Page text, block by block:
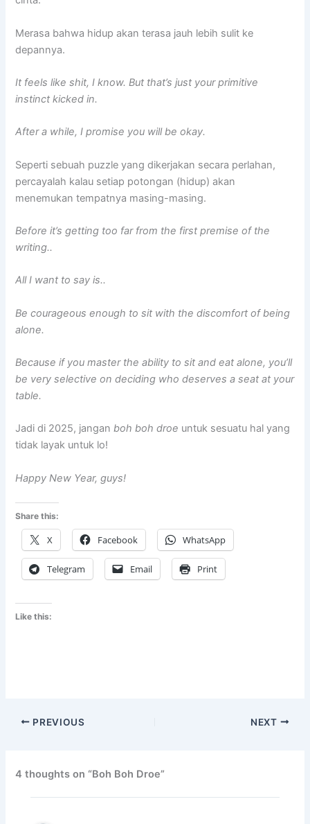
Merasa bahwa hidup akan terasa jauh lebih sulit ke
depannya.
It feels like shit, I know. But that’s just your primitive
instinct kicked in.
After a while, I promise you will be okay.
Seperti sebuah puzzle yang dikerjakan secara perlahan,
percayalah kalau setiap potongan (hidup) akan
menemukan tempatnya masing-masing.
Before it’s getting too far from the first premise of the
writing..
All I want to say is..
Be courageous enough to sit with the discomfort of being
alone.
Because if you master the ability to sit and eat alone, you’ll
be very selective on deciding who deserves a seat at your
table.
Jadi di 2025, janganboh boh droe untuk sesuatu hal yang
tidak layak untuk lo!
Happy New Year, guys!
Share this:
X Facebook WhatsApp
Telegram Email Print
Like this:
PREVIOUS NEXT
4 thoughts on “Boh Boh Droe”